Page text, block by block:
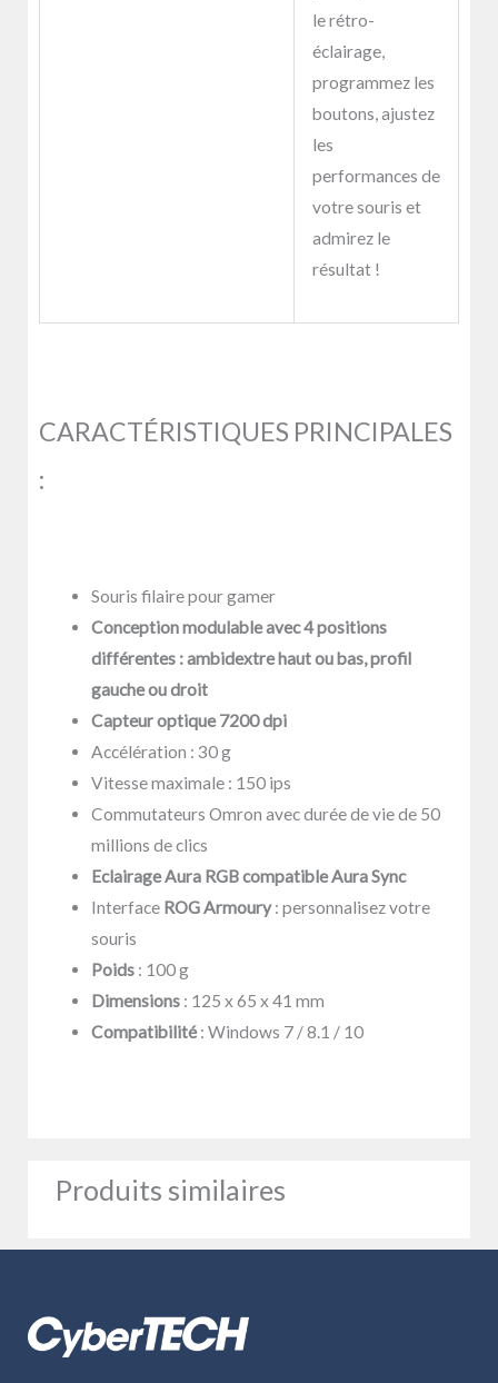
le rétro-
éclairage,
programmez les
boutons, ajustez
les
performances de
votre souris et
admirez le
résultat !
CARACTÉRISTIQUES PRINCIPALES
:
Souris filaire pour gamer
Conception modulable avec 4 positions
différentes : ambidextre haut ou bas, profil
gauche ou droit
Capteur optique 7200 dpi
Accélération : 30 g
Vitesse maximale : 150 ips
Commutateurs Omron avec durée de vie de 50
millions de clics
Eclairage Aura RGB compatible Aura Sync
Interface ROG Armoury: personnalisez votre
souris
Poids: 100 g
Dimensions: 125 x 65 x 41 mm
Compatibilité: Windows 7 / 8.1 / 10
Produits similaires